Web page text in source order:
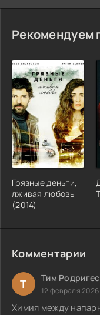
Рекомендуем
Грязные деньги,
лживая любовь
(2014)
Комментарии
Т Тим Родригес
12 февраля 2026
Химия между